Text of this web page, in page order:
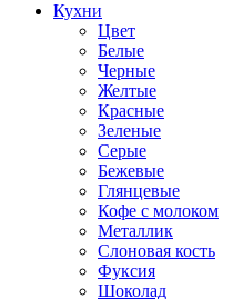
Кухни
Цвет
Белые
Черные
Желтые
Красные
Зеленые
Серые
Бежевые
Глянцевые
Кофе с молоком
Металлик
Слоновая кость
Фуксия
Шоколад